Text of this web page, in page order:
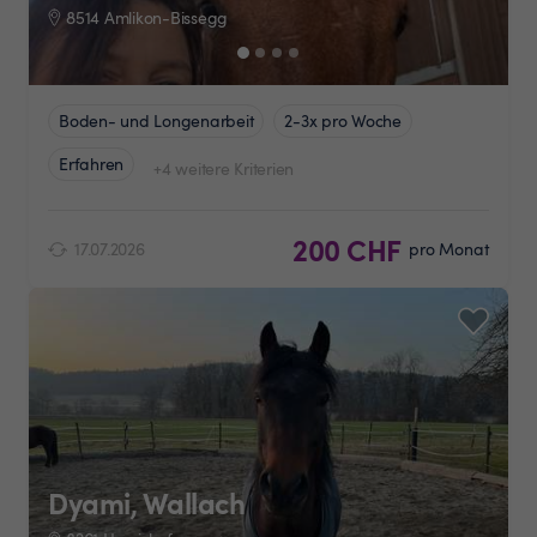
8514 Amlikon-Bissegg
Boden- und Longenarbeit
2-3x pro Woche
Erfahren
+4 weitere Kriterien
17.07.2026 200 CHF pro Monat
Dyami, Wallach